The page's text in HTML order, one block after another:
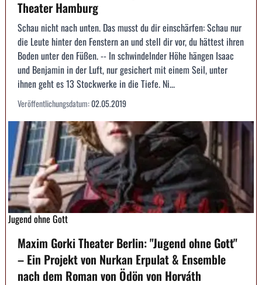
Theater Hamburg
Schau nicht nach unten. Das musst du dir einschärfen: Schau nur
die Leute hinter den Fenstern an und stell dir vor, du hättest ihren
Boden unter den Füßen. -- In schwindelnder Höhe hängen Isaac
und Benjamin in der Luft, nur gesichert mit einem Seil, unter
ihnen geht es 13 Stockwerke in die Tiefe. Ni...
Veröffentlichungsdatum:02.05.2019
Jugend ohne Gott
Maxim Gorki Theater Berlin: "Jugend ohne Gott"
– Ein Projekt von Nurkan Erpulat & Ensemble
nach dem Roman von Ödön von Horváth